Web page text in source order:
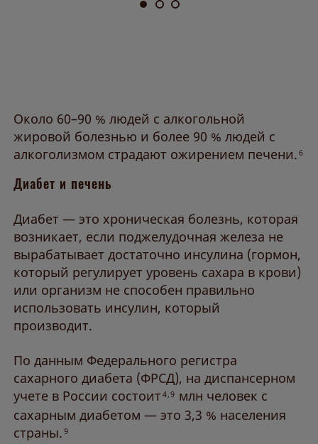
Около 60–90 % людей с алкогольной
жировой болезнью и более 90 % людей с
алкоголизмом страдают ожирением печени. 6
Диабет и печень
Диабет — это хроническая болезнь, которая
возникает, если поджелудочная железа не
вырабатывает достаточно инсулина (гормон,
который регулирует уровень сахара в крови)
или организм не способен правильно
использовать инсулин, который
производит.
По данным Федерального регистра
сахарного диабета (ФРСД), на диспансерном
учете в России состоит 4,9 млн человек с
сахарным диабетом — это 3,3 % населения
страны. 9